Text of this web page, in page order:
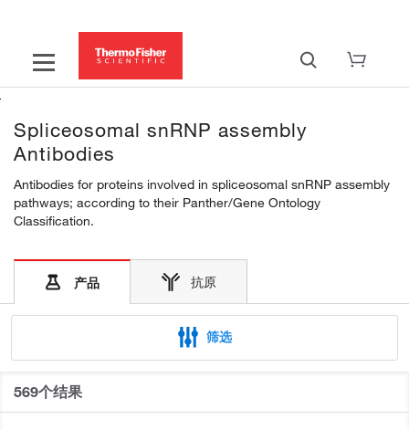
Spliceosomal snRNP assembly
Antibodies
Antibodies for proteins involved in spliceosomal snRNP assembly
pathways; according to their Panther/Gene Ontology
Classification.
产品 抗原
筛选
569个结果